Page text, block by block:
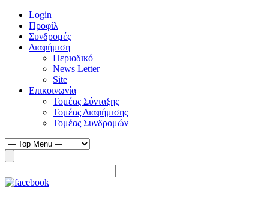
Login
Προφίλ
Συνδρομές
Διαφήμιση
Περιοδικό
News Letter
Site
Επικοινωνία
Τομέας Σύνταξης
Τομέας Διαφήμισης
Τομέας Συνδρομών